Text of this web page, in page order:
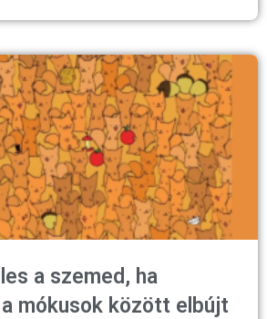
a szemed, ha
mókusok között elbújt